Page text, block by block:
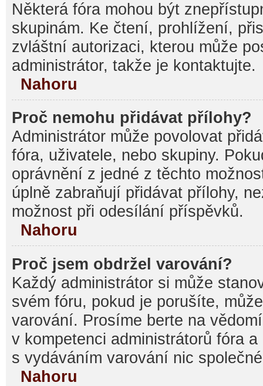
Některá fóra mohou být
skupinám. Ke čtení, prohlížení,
zvláštní autorizaci, kterou může
administrátor, takže je kontaktujte.
Nahoru
Proč nemohu přidávat přílohy?
Administrátor může povolovat
fóra, uživatele, nebo skupiny.
oprávnění z jedné z těchto
úplně zabraňují přidávat přílohy,
možnost při odesílání příspěvků.
Nahoru
Proč jsem obdržel varování?
Každý administrátor si může
svém fóru, pokud je porušíte,
varování. Prosíme berte na
v kompetenci administrátorů fóra
s vydáváním varování nic
Nahoru